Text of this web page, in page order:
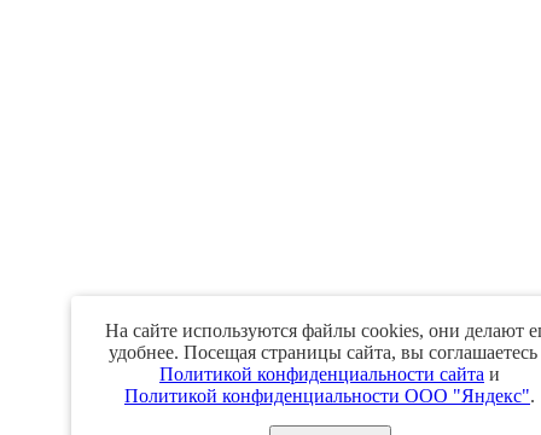
На сайте используются файлы cookies, они делают
удобнее. Посещая страницы сайта, вы соглашаетесь
Политикой конфиденциальности сайта и
Политикой конфиденциальности ООО "Яндекс".